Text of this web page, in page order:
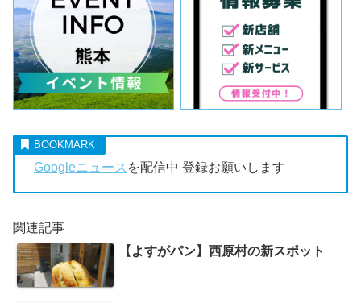
Googleニュース を配信中 登録お願いします
関連記事
【よすがパン】西原村の新スポット